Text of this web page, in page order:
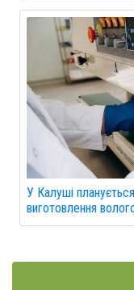
У Калуші
виготовлення